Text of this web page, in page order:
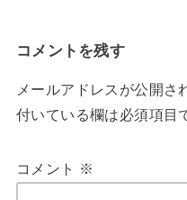
コメントを残す
メールアドレスが公開さ
付いている欄は必須項目
コメント ※